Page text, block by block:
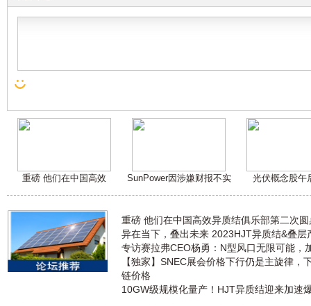
重磅 他们在中国高效 SunPower因涉嫌财报不实 光伏概念股午
重磅 他们在中国高效异质结俱乐部第二次
异在当下，叠出未来 2023HJT异质结&叠层
专访赛拉弗CEO杨勇：N型风口无限可能，
【独家】SNEC展会价格下行仍是主旋律，
链价格
10GW级规模化量产！HJT异质结迎来加速